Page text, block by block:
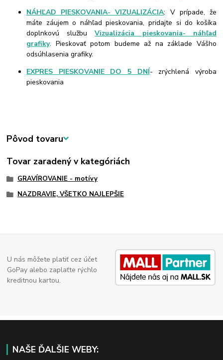
NÁHĽAD PIESKOVANIA- VIZUALIZÁCIA: V prípade, že
máte záujem o náhľad pieskovania, pridajte si do košíka
doplnkovú službuVizualizácia pieskovania- náhľad
grafiky. Pieskovať potom budeme až na základe Vášho
odsúhlasenia grafiky.
EXPRES PIESKOVANIE DO 5 DNÍ- zrýchlená výroba
pieskovania
Pôvod tovaru
Tovar zaradený v kategóriách
GRAVÍROVANIE - motívy
NAZDRAVIE, VŠETKO NAJLEPŠIE
U nás môžete platiť cez účet
GoPay alebo zaplaťte rýchlo
kreditnou kartou.
NAŠE ĎALŠIE WEBY: